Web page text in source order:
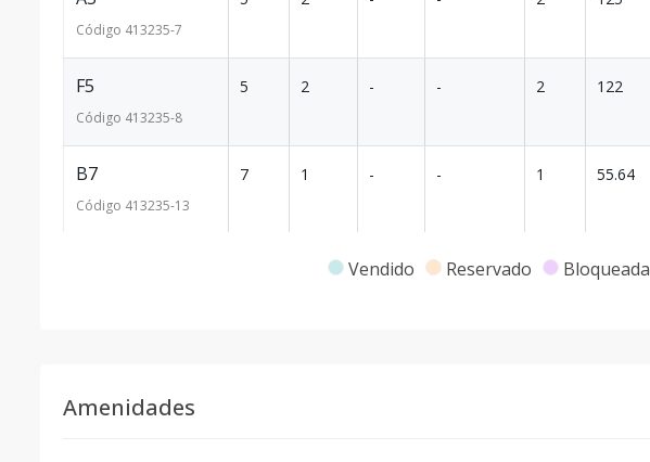
Código 413235-7
F5
Código 413235-8
5 2 - - 2 122
B7
Código 413235-13
7 1 - - 1 55.64
- - 1 55.64
Vendido Reservado Bloqueada
Amenidades